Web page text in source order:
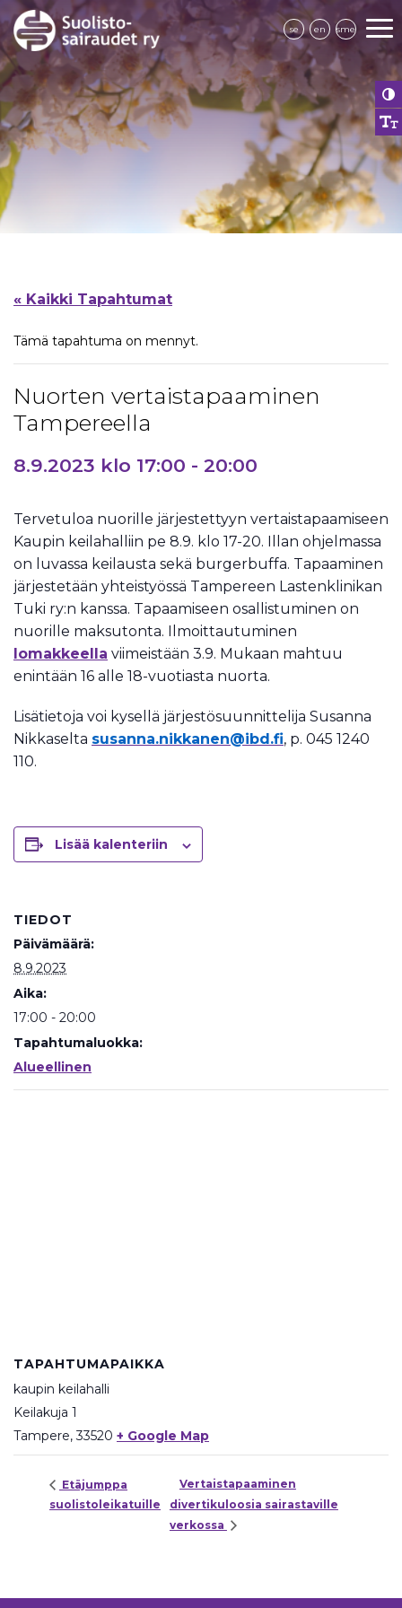
se en sme
« Kaikki Tapahtumat
Tämä tapahtuma on mennyt.
Nuorten vertaistapaaminen
Tampereella
8.9.2023 klo 17:00 - 20:00
Tervetuloa nuorille järjestettyyn vertaistapaamiseen
Kaupin keilahalliin pe 8.9. klo 17-20. Illan ohjelmassa
on luvassa keilausta sekä burgerbuffa. Tapaaminen
järjestetään yhteistyössä Tampereen Lastenklinikan
Tuki ry:n kanssa. Tapaamiseen osallistuminen on
nuorille maksutonta. Ilmoittautuminen
lomakkeella viimeistään 3.9. Mukaan mahtuu
enintään 16 alle 18-vuotiasta nuorta.
Lisätietoja voi kysellä järjestösuunnittelija Susanna
Nikkaselta susanna.nikkanen@ibd.fi, p. 045 1240
110.
Lisää kalenteriin
TIEDOT
Päivämäärä:
8.9.2023
Aika:
17:00 - 20:00
Tapahtumaluokka:
Alueellinen
TAPAHTUMAPAIKKA
kaupin keilahalli
Keilakuja 1
Tampere, 33520 + Google Map
Etäjumppa
suolistoleikatuille
Vertaistapaaminen
divertikuloosia sairastaville
verkossa